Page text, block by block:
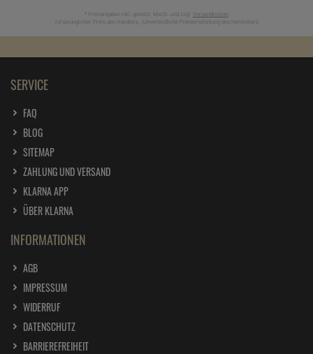
* Preisangaben inkl. gesetzl. MwSt. und zzgl. Versandkosten
Ursprünglicher Preis des Händlers, Unverbindliche Preisempfehlung des Herstellers
SERVICE
FAQ
BLOG
SITEMAP
ZAHLUNG UND VERSAND
KLARNA APP
ÜBER KLARNA
INFORMATIONEN
AGB
IMPRESSUM
WIDERRUF
DATENSCHUTZ
BARRIEREFREIHEIT